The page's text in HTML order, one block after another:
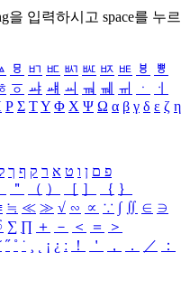
을 입력하시고 space를 누르
ㅱ ㅲ ㅳ ㅴ ㅵ ㅶ ㅷ ㅸ
ㅹ
ㆆ ㆇ ㆈ ㆉ ㆊ ㆋ ㆌ ㆍ
ㆎ
Ρ Σ ΤΥ Φ Χ Ψ Ω α β γ δ ε ζ η
פ ם ן ו ט א ר ק ף ך
＂ （ ） ［ ］ ｛ ｝
≒ ≪ ≫ √ ∽ ∝ ∵ ∫ ∬ ∈ ∋
∑ ∏ ＋ － ＜ ＝
＞
˝ ˚ ˙ ¸ ¡ ¿ ː ！ ＇ ， ． ／
：